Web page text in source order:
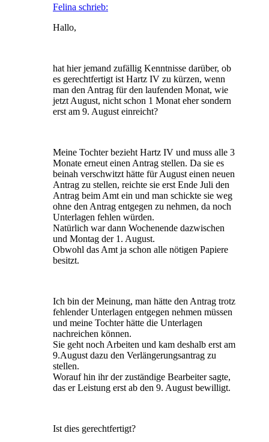
Felina schrieb:
Hallo,
hat hier jemand zufällig Kenntnisse darüber, ob
es gerechtfertigt ist Hartz IV zu kürzen, wenn
man den Antrag für den laufenden Monat, wie
jetzt August, nicht schon 1 Monat eher sondern
erst am 9. August einreicht?
Meine Tochter bezieht Hartz IV und muss alle 3
Monate erneut einen Antrag stellen. Da sie es
beinah verschwitzt hätte für August einen neuen
Antrag zu stellen, reichte sie erst Ende Juli den
Antrag beim Amt ein und man schickte sie weg
ohne den Antrag entgegen zu nehmen, da noch
Unterlagen fehlen würden.
Natürlich war dann Wochenende dazwischen
und Montag der 1. August.
Obwohl das Amt ja schon alle nötigen Papiere
besitzt.
Ich bin der Meinung, man hätte den Antrag trotz
fehlender Unterlagen entgegen nehmen müssen
und meine Tochter hätte die Unterlagen
nachreichen können.
Sie geht noch Arbeiten und kam deshalb erst am
9.August dazu den Verlängerungsantrag zu
stellen.
Worauf hin ihr der zuständige Bearbeiter sagte,
das er Leistung erst ab den 9. August bewilligt.
Ist dies gerechtfertigt?